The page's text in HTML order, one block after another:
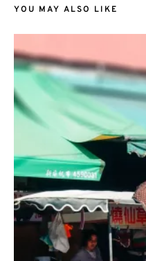
YOU MAY ALSO LIKE